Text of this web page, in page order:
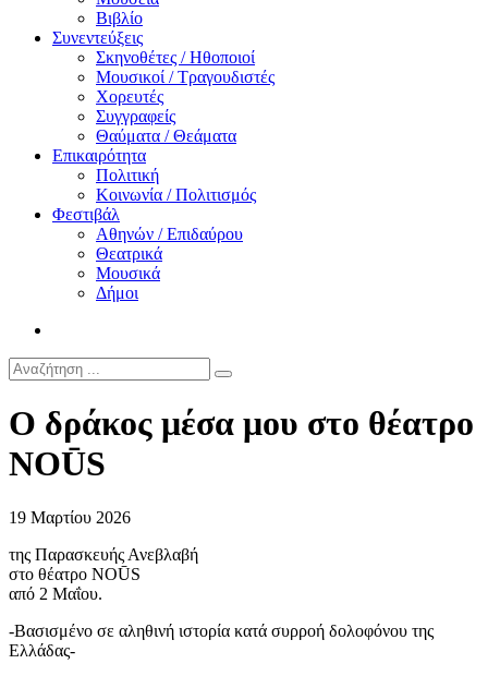
Βιβλίο
Συνεντεύξεις
Σκηνοθέτες / Ηθοποιοί
Μουσικοί / Τραγουδιστές
Χορευτές
Συγγραφείς
Θαύματα / Θεάματα
Επικαιρότητα
Πολιτική
Κοινωνία / Πολιτισμός
Φεστιβάλ
Αθηνών / Επιδαύρου
Θεατρικά
Μουσικά
Δήμοι
Ο δράκος μέσα μου στο θέατρο
NOŪS
19 Μαρτίου 2026
της Παρασκευής Ανεβλαβή
στο θέατρο NOŪS
από 2 Μαΐου.
-Βασισμένο σε αληθινή ιστορία κατά συρροή δολοφόνου της
Ελλάδας-